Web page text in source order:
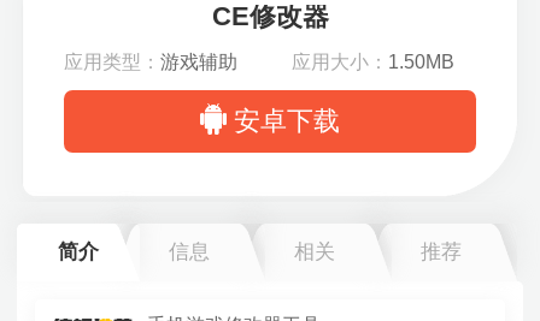
CE修改器
应用类型： 游戏辅助 应用大小： 1.50MB
安卓下载
简介 信息 相关 推荐